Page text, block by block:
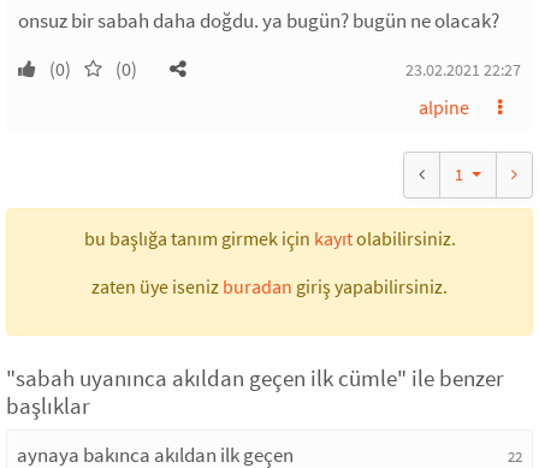
onsuz bir sabah daha doğdu. ya bugün? bugün ne olacak?
(0) (0) 23.02.2021 22:27
alpine
1
bu başlığa tanım girmek için kayıtolabilirsiniz.
zaten üye iseniz buradan giriş yapabilirsiniz.
"sabah uyanınca akıldan geçen ilk cümle" ile benzer
başlıklar
aynaya bakınca akıldan ilk geçen 22